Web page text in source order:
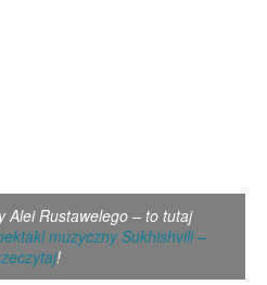
Alei Rustawelego – to tutaj
muzyczny Sukhishvili –
!